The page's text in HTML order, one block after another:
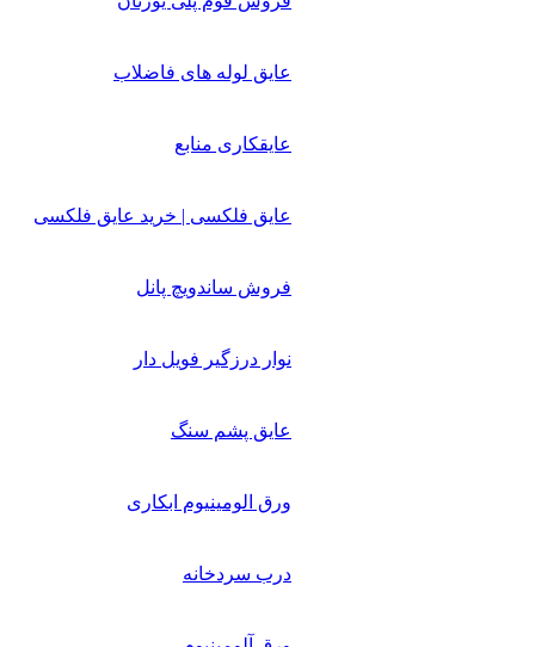
عایق لوله های فاضلاب
عایقکاری منابع
عایق فلکسی | خرید عایق فلکسی
فروش ساندویچ پانل
نوار درزگیر فویل دار
عایق پشم سنگ
ورق الومینیوم ابکاری
درب سردخانه